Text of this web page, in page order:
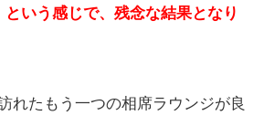
いう感じで、残念な結果となり
れたもう一つの相席ラウンジが良